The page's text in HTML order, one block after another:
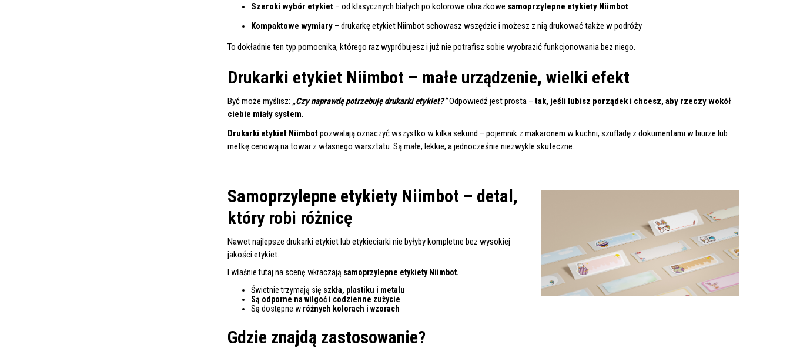
Szeroki wybór etykiet – od klasycznych białych po kolorowe obrazkowe samoprzylepne etykiety Niimbot
Kompaktowe wymiary – drukarkę etykiet Niimbot schowasz wszędzie i możesz z nią drukować także w podróży
To dokładnie ten typ pomocnika, którego raz wypróbujesz i już nie potrafisz sobie wyobrazić funkcjonowania bez niego.
Drukarki etykiet Niimbot – małe urządzenie, wielki efekt
Być może myślisz: „Czy naprawdę potrzebuję drukarki etykiet?“Odpowiedź jest prosta – tak, jeśli lubisz porządek i chcesz, aby rzeczy wokół
ciebie miały system.
Drukarki etykiet Niimbotpozwalają oznaczyć wszystko w kilka sekund – pojemnik z makaronem w kuchni, szufladę z dokumentami w biurze lub
metkę cenową na towar z własnego warsztatu. Są małe, lekkie, a jednocześnie niezwykle skuteczne.
Samoprzylepne etykiety Niimbot – detal,
który robi różnicę
Nawet najlepsze drukarki etykiet lub etykieciarki nie byłyby kompletne bez wysokiej
jakości etykiet.
I właśnie tutaj na scenę wkraczają samoprzylepne etykiety Niimbot.
Świetnie trzymają się szkła, plastiku i metalu
Są odporne na wilgoć i codzienne zużycie
Są dostępne w różnych kolorach i wzorach
Gdzie znajdą zastosowanie?